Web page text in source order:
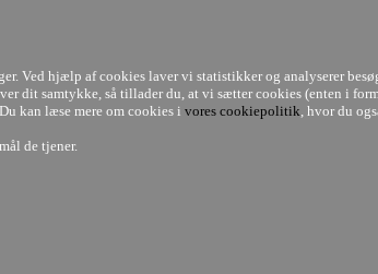
Ved hjælp af cookies laver vi statistikker og analyserer
dit samtykke, så tillader du, at vi sætter cookies (enten i
kan læse mere om cookies i vores cookiepolitik, hvor du
de tjener.